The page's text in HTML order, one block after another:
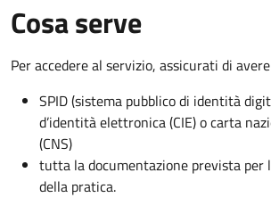
Cosa serve
Per accedere al servizio, assicurati di
SPID (sistema pubblico di identità
d’identità elettronica (CIE) o carta
(CNS)
tutta la documentazione prevista per
della pratica.